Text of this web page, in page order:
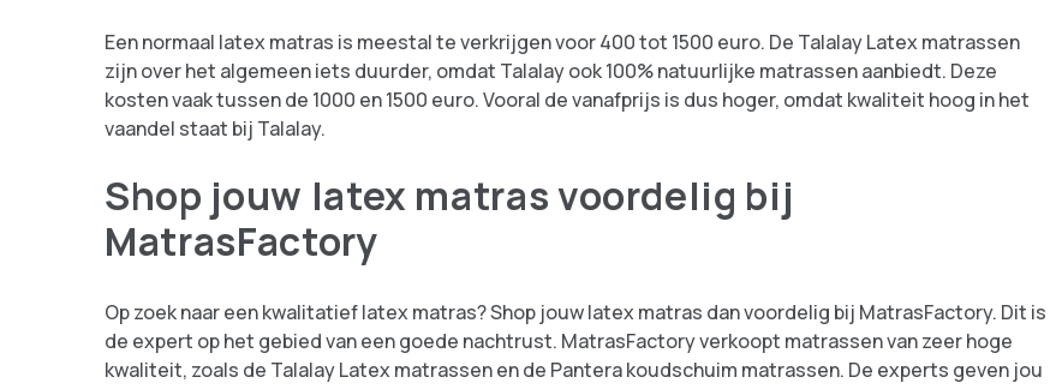
Een normaal latex matras is meestal te verkrijgen voor 400 tot 1500 euro. De Talalay Latex matrassen
zijn over het algemeen iets duurder, omdat Talalay ook 100% natuurlijke matrassen aanbiedt. Deze
kosten vaak tussen de 1000 en 1500 euro. Vooral de vanafprijs is dus hoger, omdat kwaliteit hoog in het
vaandel staat bij Talalay.
Shop jouw latex matras voordelig bij
MatrasFactory
Op zoek naar een kwalitatief latex matras? Shop jouw latex matras dan voordelig bij MatrasFactory. Dit is
de expert op het gebied van een goede nachtrust. MatrasFactory verkoopt matrassen van zeer hoge
kwaliteit, zoals de Talalay Latex matrassen en de Pantera koudschuim matrassen. De experts geven jou